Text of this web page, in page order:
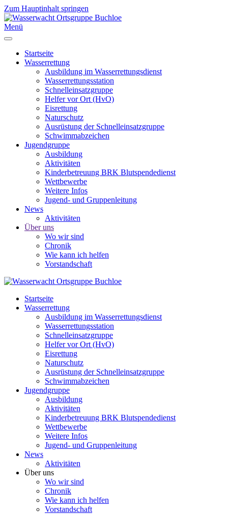
Zum Hauptinhalt springen
Menü
Startseite
Wasserrettung
Ausbildung im Wasserrettungsdienst
Wasserrettungsstation
Schnelleinsatzgruppe
Helfer vor Ort (HvO)
Eisrettung
Naturschutz
Ausrüstung der Schnelleinsatzgruppe
Schwimmabzeichen
Jugendgruppe
Ausbildung
Aktivitäten
Kinderbetreuung BRK Blutspendedienst
Wettbewerbe
Weitere Infos
Jugend- und Gruppenleitung
News
Aktivitäten
Über uns
Wo wir sind
Chronik
Wie kann ich helfen
Vorstandschaft
Startseite
Wasserrettung
Ausbildung im Wasserrettungsdienst
Wasserrettungsstation
Schnelleinsatzgruppe
Helfer vor Ort (HvO)
Eisrettung
Naturschutz
Ausrüstung der Schnelleinsatzgruppe
Schwimmabzeichen
Jugendgruppe
Ausbildung
Aktivitäten
Kinderbetreuung BRK Blutspendedienst
Wettbewerbe
Weitere Infos
Jugend- und Gruppenleitung
News
Aktivitäten
Über uns
Wo wir sind
Chronik
Wie kann ich helfen
Vorstandschaft